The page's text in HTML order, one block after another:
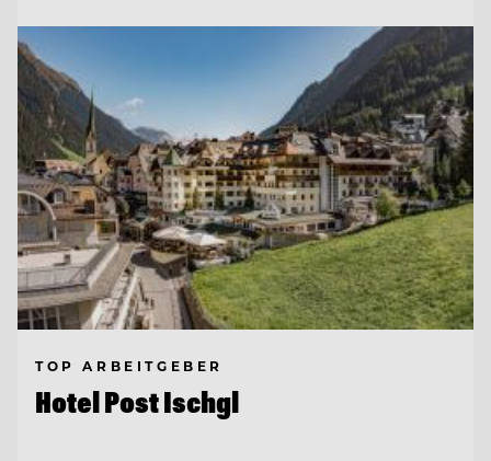
TOP ARBEITGEBER
Hotel Post Ischgl